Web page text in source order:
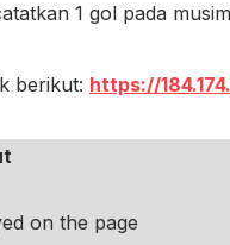
1 gol pada
berikut: https://
on the page